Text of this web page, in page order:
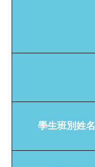
學生班別姓名